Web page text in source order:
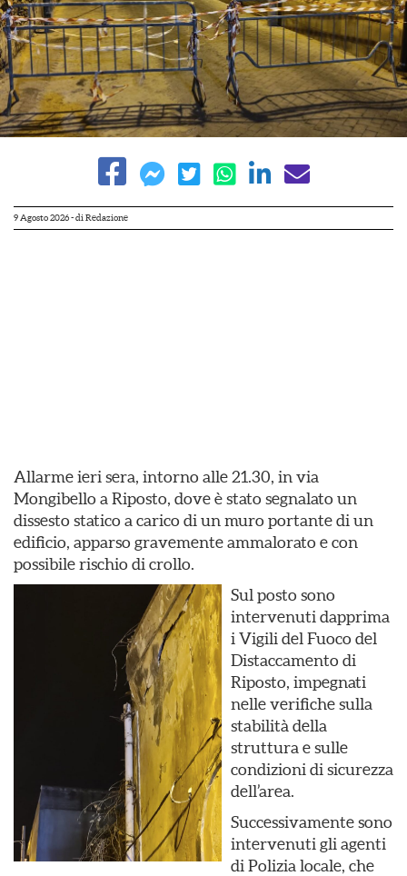
9 Agosto 2026- di Redazione
Allarme ieri sera, intorno alle 21.30, in via
Mongibello a Riposto, dove è stato segnalato un
dissesto statico a carico di un muro portante di un
edificio, apparso gravemente ammalorato e con
possibile rischio di crollo.
Sul posto sono
intervenuti dapprima
i Vigili del Fuoco del
Distaccamento di
Riposto, impegnati
nelle verifiche sulla
stabilità della
struttura e sulle
condizioni di sicurezza
dell’area.
Successivamente sono
intervenuti gli agenti
di Polizia locale, che